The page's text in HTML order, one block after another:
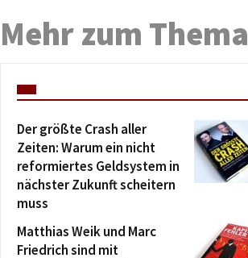
Mehr zum Thema
Der größte Crash aller
Zeiten: Warum ein nicht
reformiertes Geldsystem in
nächster Zukunft scheitern
muss
Matthias Weik und Marc
Friedrich sind mit